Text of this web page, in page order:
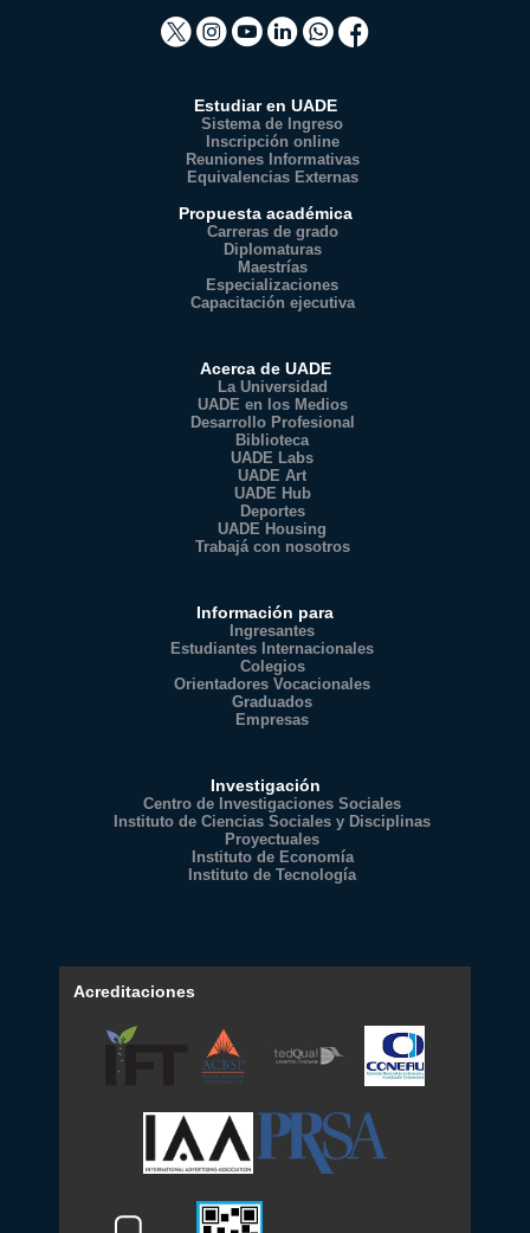
Estudiar en UADE
Sistema de Ingreso
Inscripción online
Reuniones Informativas
Equivalencias Externas
Propuesta académica
Carreras de grado
Diplomaturas
Maestrías
Especializaciones
Capacitación ejecutiva
Acerca de UADE
La Universidad
UADE en los Medios
Desarrollo Profesional
Biblioteca
UADE Labs
UADE Art
UADE Hub
Deportes
UADE Housing
Trabajá con nosotros
Información para
Ingresantes
Estudiantes Internacionales
Colegios
Orientadores Vocacionales
Graduados
Empresas
Investigación
Centro de Investigaciones Sociales
Instituto de Ciencias Sociales y Disciplinas
Proyectuales
Instituto de Economía
Instituto de Tecnología
Acreditaciones